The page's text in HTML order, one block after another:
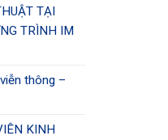
TẠI
TRÌNH IM
thông –
KINH